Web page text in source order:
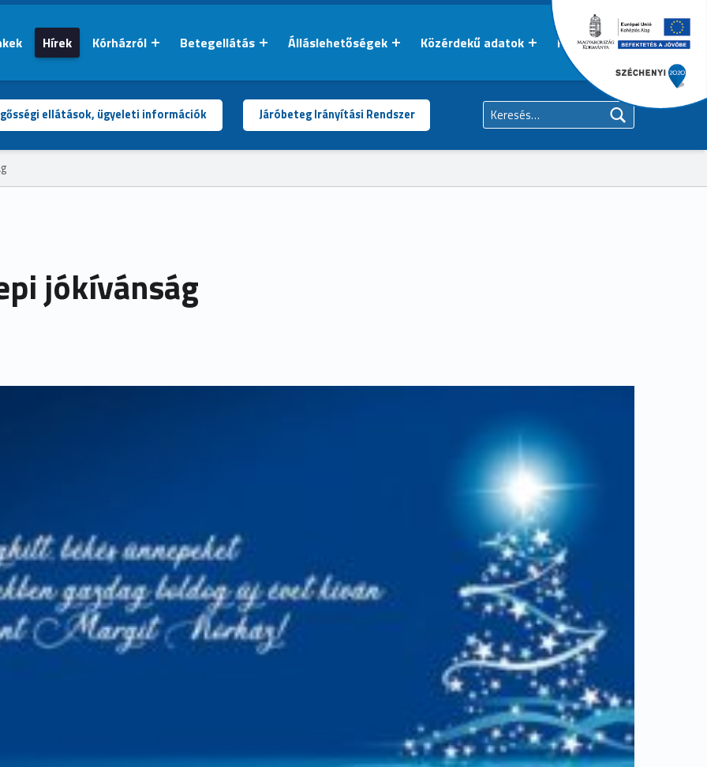
Hírek Kórházról Betegellátás Álláslehetőségek Közérdekű adatok Kapcsolat
ellátások, ügyeleti információk Járóbeteg Irányítási Rendszer
jókívánság